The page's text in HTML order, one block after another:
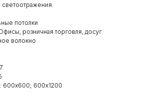
светоотражения.
потолки
розничная торговля, досуг
волокно
600х1200